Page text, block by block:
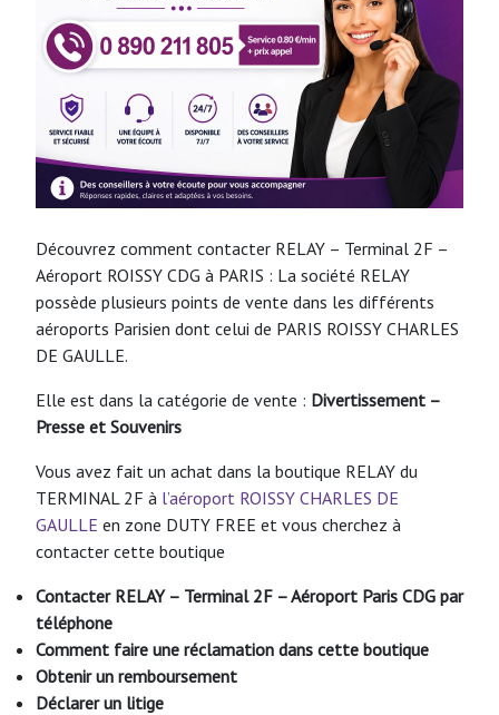
Découvrez comment contacter RELAY – Terminal 2F –
Aéroport ROISSY CDG à PARIS : La société RELAY
possède plusieurs points de vente dans les différents
aéroports Parisien dont celui de PARIS ROISSY CHARLES
DE GAULLE.
Elle est dans la catégorie de vente : Divertissement –
Presse et Souvenirs
Vous avez fait un achat dans la boutique RELAY du
TERMINAL 2F à l’aéroport ROISSY CHARLES DE
GAULLE en zone DUTY FREE et vous cherchez à
contacter cette boutique
Contacter RELAY – Terminal 2F – Aéroport Paris CDG par
téléphone
Comment faire une réclamation dans cette boutique
Obtenir un remboursement
Déclarer un litige